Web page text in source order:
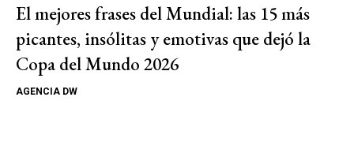
El mejores frases del Mundial: las 15 más
picantes, insólitas y emotivas que dejó la
Copa del Mundo 2026
AGENCIA DW